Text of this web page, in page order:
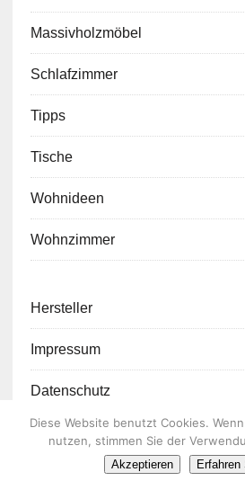
Massivholzmöbel
Schlafzimmer
Tipps
Tische
Wohnideen
Wohnzimmer
Hersteller
Impressum
Datenschutz
COPYRIGHT 2018 |
Diese Website benutzt Cookies.
nutzen, stimmen Sie der
Akzeptieren Erfahren